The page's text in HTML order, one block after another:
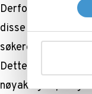
Derfor er det
disse nye
søkeresultatene,
Dette gjør dere
nøyaktige